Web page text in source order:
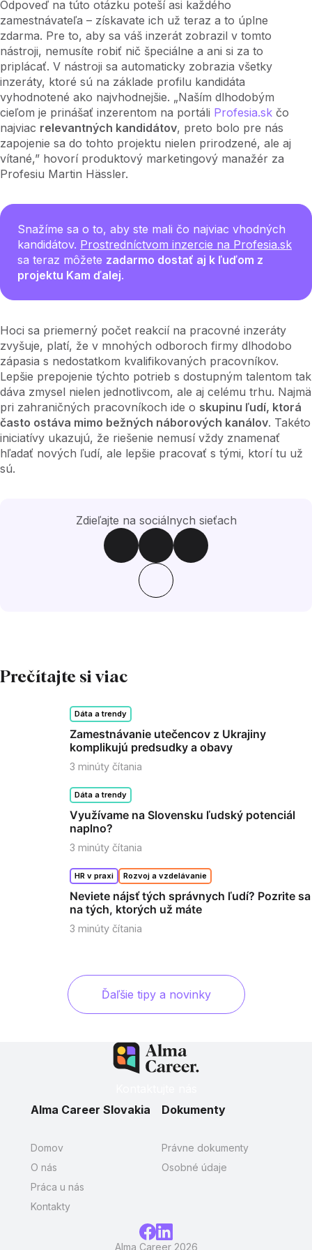
Odpoveď na túto otázku poteší asi každého
zamestnávateľa – získavate ich už teraz a to úplne
zdarma. Pre to, aby sa váš inzerát zobrazil v tomto
nástroji, nemusíte robiť nič špeciálne a ani si za to
priplácať. V nástroji sa automaticky zobrazia všetky
inzeráty, ktoré sú na základe profilu kandidáta
vyhodnotené ako najvhodnejšie. „Naším dlhodobým
cieľom je prinášať inzerentom na portáli Profesia.sk čo
najviac relevantných kandidátov, preto bolo pre nás
zapojenie sa do tohto projektu nielen prirodzené, ale aj
vítané,” hovorí produktový marketingový manažér za
Profesiu Martin Hässler.
Snažíme sa o to, aby ste mali čo najviac vhodných
kandidátov. Prostredníctvom inzercie na Profesia.sk
sa teraz môžete zadarmo dostať aj k ľuďom z
projektu Kam ďalej.
Hoci sa priemerný počet reakcií na pracovné inzeráty
zvyšuje, platí, že v mnohých odboroch firmy dlhodobo
zápasia s nedostatkom kvalifikovaných pracovníkov.
Lepšie prepojenie týchto potrieb s dostupným talentom tak
dáva zmysel nielen jednotlivcom, ale aj celému trhu. Najmä
pri zahraničných pracovníkoch ide o skupinu ľudí, ktorá
často ostáva mimo bežných náborových kanálov. Takéto
iniciatívy ukazujú, že riešenie nemusí vždy znamenať
hľadať nových ľudí, ale lepšie pracovať s tými, ktorí tu už
sú.
Zdieľajte na sociálnych sieťach
Prečítajte si viac
Dáta a trendy
Zamestnávanie utečencov z Ukrajiny
komplikujú predsudky a obavy
3 minúty čítania
Dáta a trendy
Využívame na Slovensku ľudský potenciál
naplno?
3 minúty čítania
HR v praxi Rozvoj a vzdelávanie
Neviete nájsť tých správnych ľudí? Pozrite sa
na tých, ktorých už máte
3 minúty čítania
Ďaľšie tipy a novinky
Alma Career Slovakia
Domov
O nás
Práca u nás
Kontakty
Dokumenty
Právne dokumenty
Osobné údaje
Alma Career 2026